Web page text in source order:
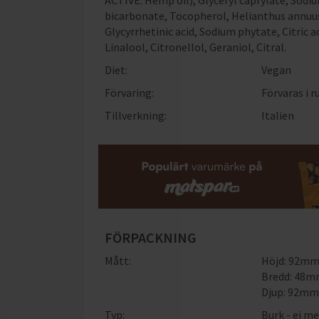
bicarbonate, Tocopherol, Helianthus
Glycyrrhetinic acid, Sodium phytate, Citric
Linalool, Citronellol, Geraniol, Citral.
Diet:
Vegan
Förvaring:
Förvaras i
Tillverkning:
Italien
FÖRPACKNING
Mått:
Höjd: 92mm
Bredd:
Djup: 92mm
Typ:
Burk - ej